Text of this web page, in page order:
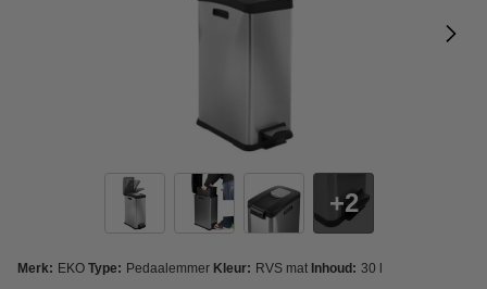
2
Merk: EKO Type: Pedaalemmer Kleur: RVS mat Inhoud: 30 l